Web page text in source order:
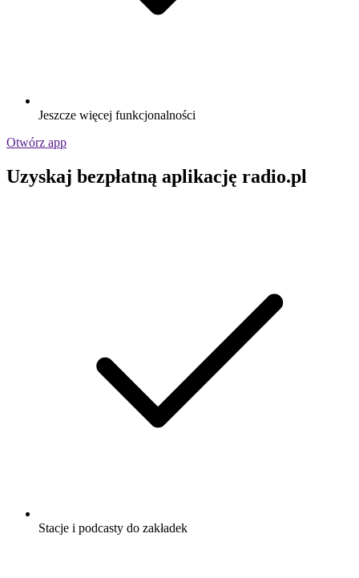
Jeszcze więcej funkcjonalności
Otwórz app
Uzyskaj bezpłatną aplikację radio.pl
Stacje i podcasty do zakładek